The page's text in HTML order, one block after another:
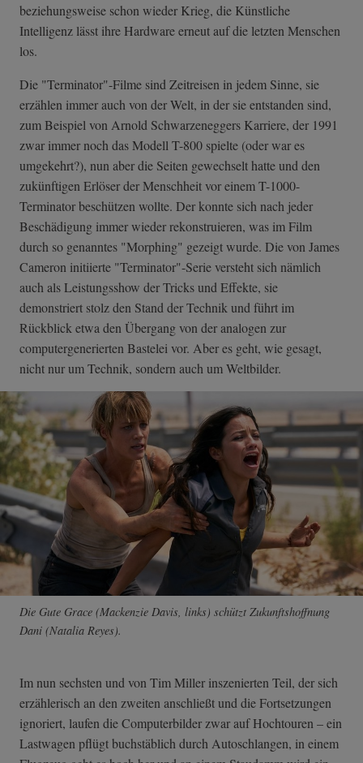
beziehungsweise schon wieder Krieg, die Künstliche
Intelligenz lässt ihre Hardware erneut auf die letzten Menschen
los.
Die "Terminator"-Filme sind Zeitreisen in jedem Sinne, sie
erzählen immer auch von der Welt, in der sie entstanden sind,
zum Beispiel von Arnold Schwarzeneggers Karriere, der 1991
zwar immer noch das Modell T-800 spielte (oder war es
umgekehrt?), nun aber die Seiten gewechselt hatte und den
zukünftigen Erlöser der Menschheit vor einem T-1000-
Terminator beschützen wollte. Der konnte sich nach jeder
Beschädigung immer wieder rekonstruieren, was im Film
durch so genanntes "Morphing" gezeigt wurde. Die von James
Cameron initiierte "Terminator"-Serie versteht sich nämlich
auch als Leistungsshow der Tricks und Effekte, sie
demonstriert stolz den Stand der Technik und führt im
Rückblick etwa den Übergang von der analogen zur
computergenerierten Bastelei vor. Aber es geht, wie gesagt,
nicht nur um Technik, sondern auch um Weltbilder.
Die Gute Grace (Mackenzie Davis, links) schützt Zukunftshoffnung
Dani (Natalia Reyes).
Im nun sechsten und von Tim Miller inszenierten Teil, der sich
erzählerisch an den zweiten anschließt und die Fortsetzungen
ignoriert, laufen die Computerbilder zwar auf Hochtouren – ein
Lastwagen pflügt buchstäblich durch Autoschlangen, in einem